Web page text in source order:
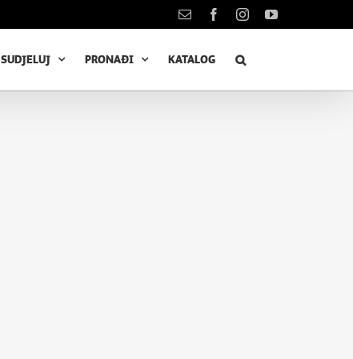
KontaktFacebookInstagramYouTube
SUDJELUJ PRONAĐI KATALOG